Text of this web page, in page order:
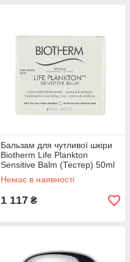
Бальзам для чутливої шкіри
Biotherm Life Plankton
Sensitive Balm (Тестер) 50ml
(3614271942555)
Немає в наявності
1 117 ₴